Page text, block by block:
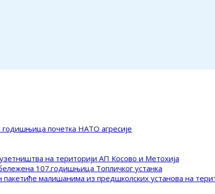
почетка НАТО агресије
на територији АП Косово и Метохија
107.годишњица Топличког устанка
малишанима из предшколских установа на